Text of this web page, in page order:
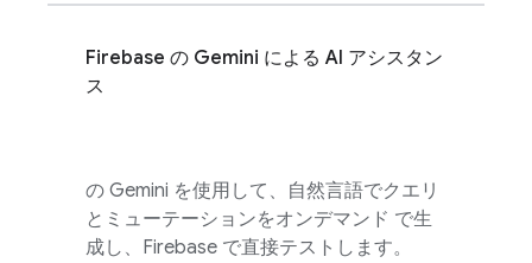
Firebase の Gemini による AI アシスタン
ス
の Gemini を使用して、自然言語でクエリ
とミューテーションをオンデマンド で生
成し、 Firebase で直接テストします。